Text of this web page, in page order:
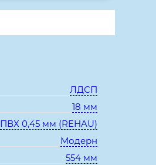
ЛДСП
18 мм
ПВХ 0,45 мм (REHAU)
Модерн
554 мм